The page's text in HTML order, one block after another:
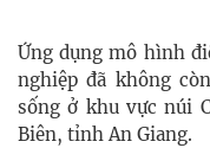
Ứng dụng mô hình
nghiệp đã không
sống ở khu vực núi
Biên, tỉnh An Giang.